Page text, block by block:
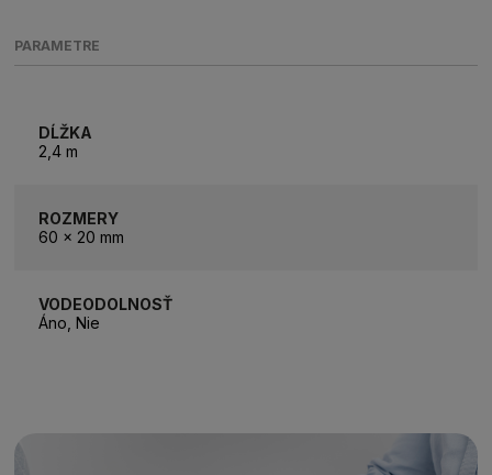
PARAMETRE
DĹŽKA
2,4 m
ROZMERY
60 x 20 mm
VODEODOLNOSŤ
Áno, Nie